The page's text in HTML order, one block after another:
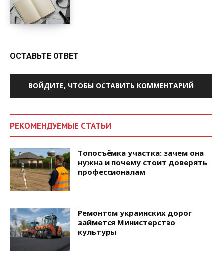
ОСТАВЬТЕ ОТВЕТ
ВОЙДИТЕ, ЧТОБЫ ОСТАВИТЬ КОММЕНТАРИЙ
РЕКОМЕНДУЕМЫЕ СТАТЬИ
Топосъёмка участка: зачем она
нужна и почему стоит доверять
профессионалам
Ремонтом украинских дорог
займется Министерство
культуры